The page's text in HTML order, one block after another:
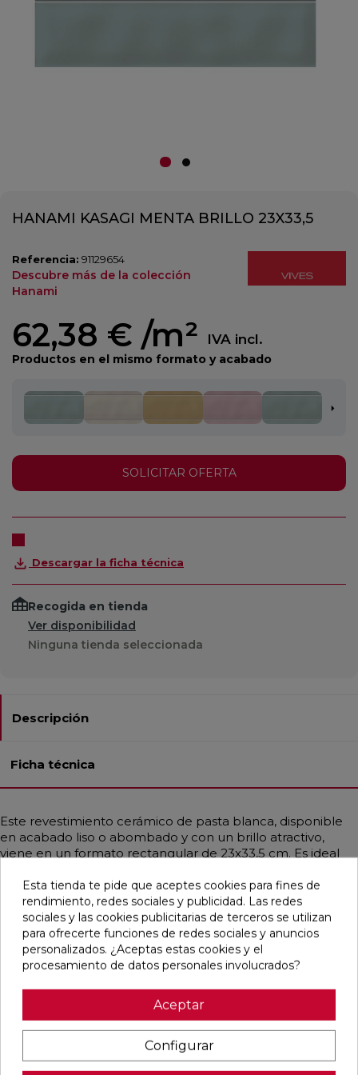
HANAMI KASAGI MENTA BRILLO 23X33,5
Referencia: 91129654
Descubre más de la colección
Hanami
62,38 € /m² IVA incl.
Productos en el mismo formato y acabado
SOLICITAR OFERTA
Descargar la ficha técnica
Recogida en tienda
Ver disponibilidad
Ninguna tienda seleccionada
Descripción
Ficha técnica
Este revestimiento cerámico de pasta blanca, disponible
en acabado liso o abombado y con un brillo atractivo,
viene en un formato rectangular de 23x33,5 cm. Es ideal
comerciales y cualquier área que necesite un toque
especial. El modelo presenta diferentes tonos de verde
que se pueden combinar de manera alterna, todos
incluidos en la misma caja, y ofrece un estilo vintage que
emula un diseño monocolor.
Pensamos que te puede interesar
favorite favorite favorite favorite
Esta tienda te pide que aceptes cookies para fines de
rendimiento, redes sociales y publicidad. Las redes
sociales y las cookies publicitarias de terceros se utilizan
para ofrecerte funciones de redes sociales y anuncios
personalizados. ¿Aceptas estas cookies y el
procesamiento de datos personales involucrados?
Aceptar
Configurar